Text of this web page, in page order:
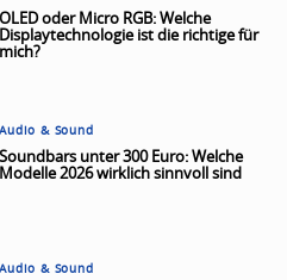
OLED oder Micro RGB: Welche
Displaytechnologie ist die richtige für
mich?
Audio & Sound
Soundbars unter 300 Euro: Welche
Modelle 2026 wirklich sinnvoll sind
Audio & Sound